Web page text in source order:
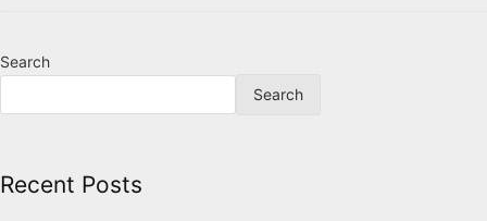
Search
Search
Recent Posts